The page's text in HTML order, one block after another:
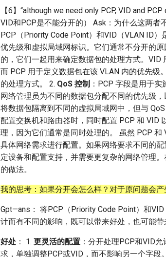
【6】“although we need only PCP, VID and
VID和PCP是不能分开的） Ask：为什么这两者
PCP（Priority Code Point）和VID（VLAN ID
优先级和虚拟局域网标识。它们通常不分开的原
的，它们一起用来确定数据包的处理方式。VID
而 PCP 用于定义数据包在该 VLAN 内的优先
的处理方式。 2. QoS 控制 ：PCP 字段是用于
网络管理员为不同的数据包分配不同的优先级
将数据包隔离到不同的虚拟局域网中，但与
配置交换机和路由器时，同时配置 PCP 和 VID
理，因为它们通常是同时处理的。 虽然 PCP
具体网络需求进行配置。如果网络要求不同的
定设备和配置支持，并需要更复杂的网络管理
的做法。
我的思考：如果分开会怎么样？对于原问题会
Gpt—ans： 将PCP（Priority Code Point）和
计而有不同的影响，既可以带来好处，也可能
好处 ： 1. 更灵活的配置 ：分开处理PCP和VID
求，单独调整PCP或VID，而不影响另一个字段